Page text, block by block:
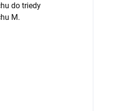
do triedy
M.